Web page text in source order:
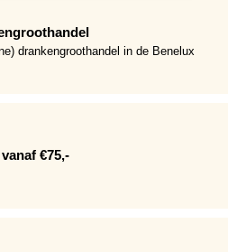
drankengroothandel in de Benelux
€75,-